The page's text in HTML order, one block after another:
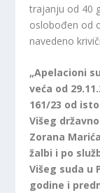
trajanju od 40
oslobođen od
navedeno
„Apelacioni
veća od
161/23 od
Višeg
Zorana
žalbi i po
Višeg suda u
godine i